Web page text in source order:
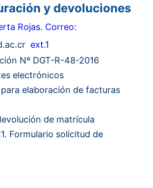
y devoluciones
Rojas. Correo:
ext.1
Nº DGT-R-48-2016
electrónicos
elaboración de facturas
de matrícula
Formulario solicitud de